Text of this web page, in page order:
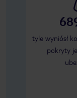
tyle wyniósł
pokryty